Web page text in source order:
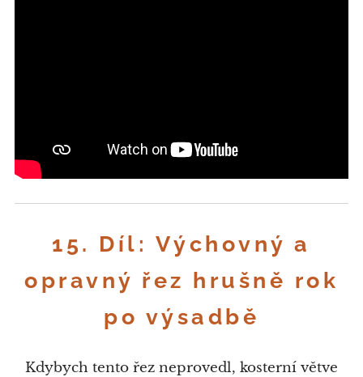
15. Díl: Výchovný a
opravný řez hrušně rok
po výsadbě
Kdybych tento řez neprovedl, kosterní větve